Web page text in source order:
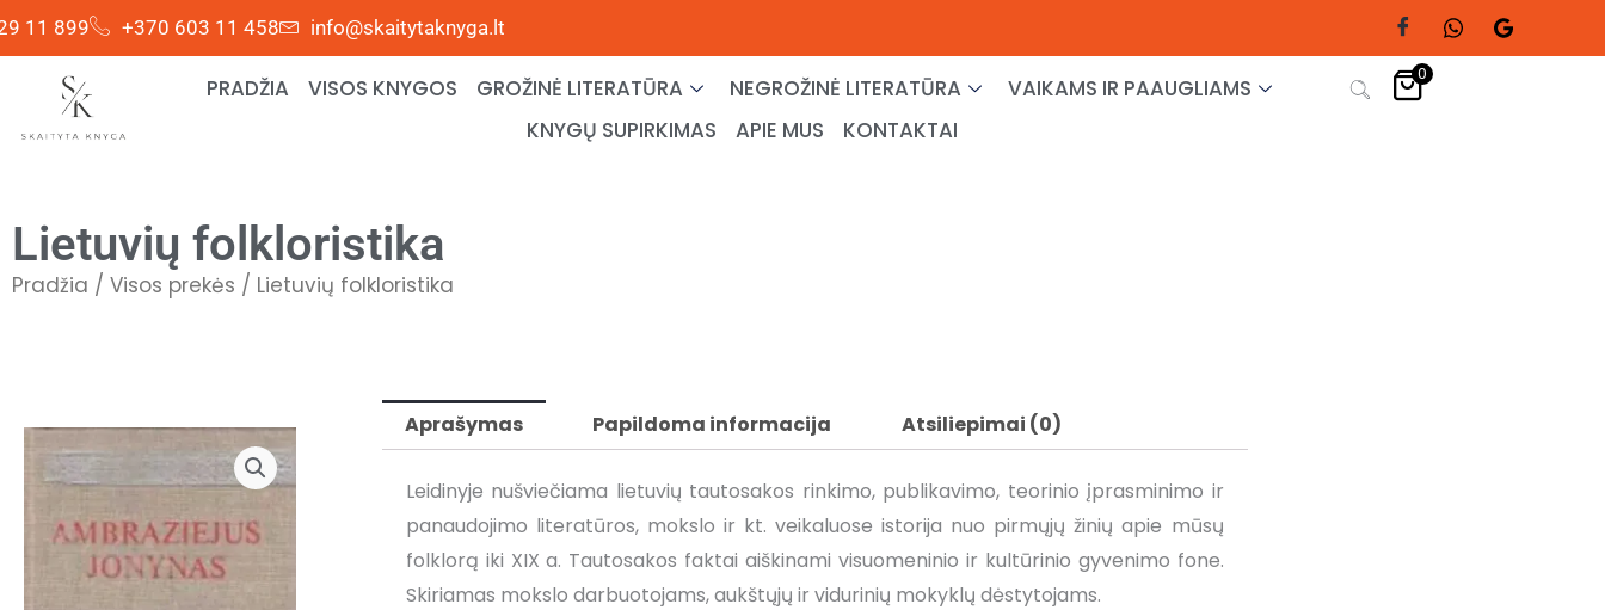
Pereiti
prie
11 899 +370 603 11 458 info@skaitytaknyga.lt
PRADŽIA VISOS KNYGOS GROŽINĖ LITERATŪRA NEGROŽINĖ LITERATŪRA
VAIKAMS IR PAAUGLIAMS
KNYGŲ SUPIRKIMAS
APIE MUS KONTAKTAI
0
Lietuvių folkloristika
Pradžia / Visos prekės / Lietuvių folkloristika
Aprašymas Papildoma informacija Atsiliepimai (0)
Leidinyje nušviečiama lietuvių tautosakos rinkimo, publikavimo, teorinio įprasminimo ir
panaudojimo literatūros, mokslo ir kt. veikaluose istorija nuo pirmųjų žinių apie mūsų
folklorą iki XIX a. Tautosakos faktai aiškinami visuomeninio ir kultūrinio gyvenimo fone.
Skiriamas mokslo darbuotojams, aukštųjų ir vidurinių mokyklų dėstytojams.